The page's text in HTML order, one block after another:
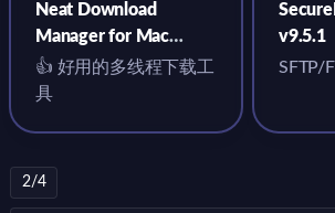
Neat Download
Manager for Mac
v1.3.24
👍 好用的多线程下载工
具
v9.5.1
SFTP/
2/4